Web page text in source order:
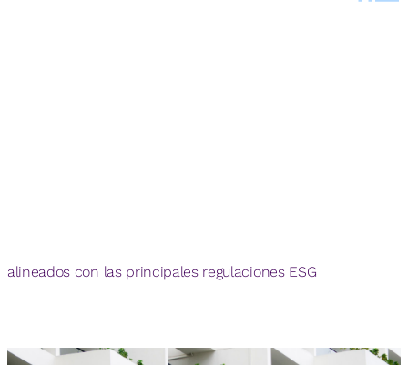
alineados con las principales regulaciones ESG